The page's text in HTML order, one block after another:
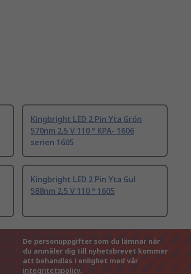
Kingbright LED 2 Pin Yta Grön
570nm 2.5 V 110 ° KPA- 1606
serien 1605
Kingbright LED 2 Pin Yta Gul
588nm 2.5 V 110 ° 1605
De personuppgifter som du lämnar när
du anmäler dig till nyhetsbrevet kommer
att behandlas i enlighet med vår
integritetspolicy.